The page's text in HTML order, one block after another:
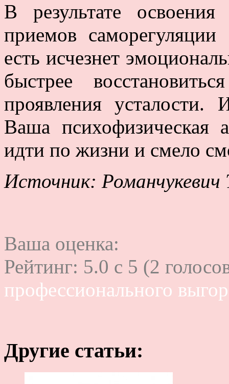
В результате
приемов
есть исчезнет
быстрее
проявления
Ваша психофизическая
идти по жизни и смело
Источник:
Ваша оценка:
Рейтинг: 5.0 c 5 (2
профессионального
Другие статьи: